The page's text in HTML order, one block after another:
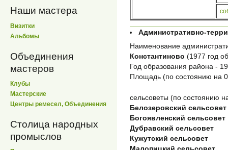
Наши мастера
Визитки
Альбомы
Объединения
мастеров
Клубы
Мастерские
Центры ремесел, Объединения
Столица народных
промыслов
Административно-
Наименование
Константиново (1977 год
Год образования района -
Площадь (по состоянию на
сельсоветы (по состоянию
Белозеровский сельсовет
Богоявленский сельсовет
Дубравский сельсовет
Кужутский сельсовет